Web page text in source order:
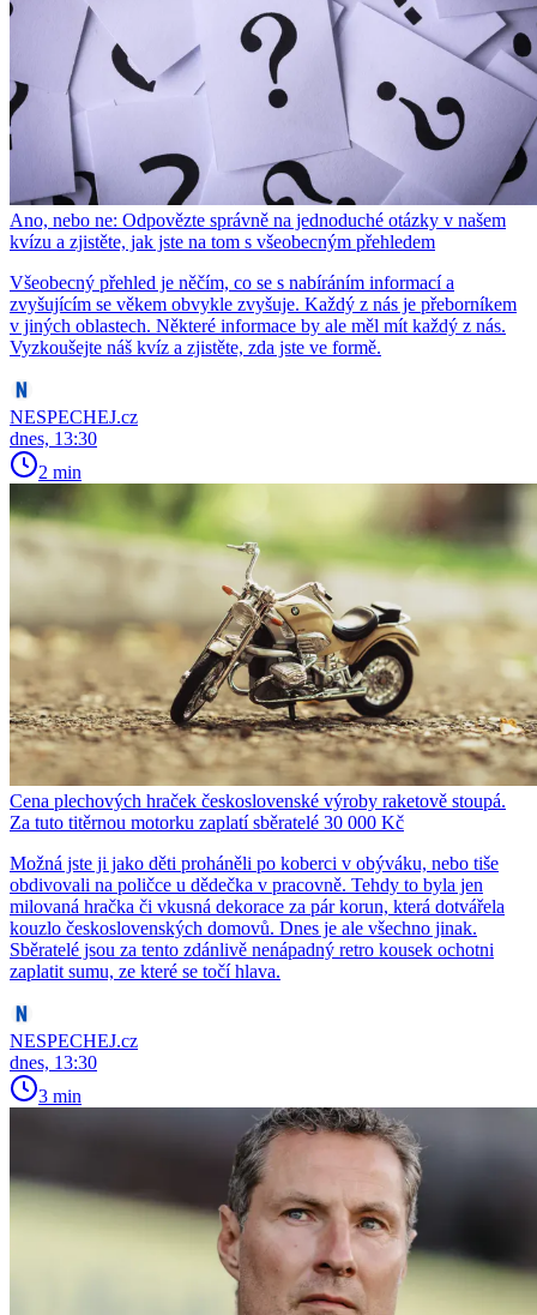
Ano, nebo ne: Odpovězte správně na jednoduché otázky v našem
kvízu a zjistěte, jak jste na tom s všeobecným přehledem
Všeobecný přehled je něčím, co se s nabíráním informací a
zvyšujícím se věkem obvykle zvyšuje. Každý z nás je přeborníkem
v jiných oblastech. Některé informace by ale měl mít každý z nás.
Vyzkoušejte náš kvíz a zjistěte, zda jste ve formě.
NESPECHEJ.cz
dnes, 13:30
2 min
Cena plechových hraček československé výroby raketově stoupá.
Za tuto titěrnou motorku zaplatí sběratelé 30 000 Kč
Možná jste ji jako děti proháněli po koberci v obýváku, nebo tiše
obdivovali na poličce u dědečka v pracovně. Tehdy to byla jen
milovaná hračka či vkusná dekorace za pár korun, která dotvářela
kouzlo československých domovů. Dnes je ale všechno jinak.
Sběratelé jsou za tento zdánlivě nenápadný retro kousek ochotni
zaplatit sumu, ze které se točí hlava.
NESPECHEJ.cz
dnes, 13:30
3 min